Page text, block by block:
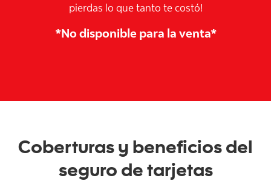
pierdas lo que tanto te costó!
*No disponible para la venta*
Coberturas y beneficios del
seguro de tarjetas